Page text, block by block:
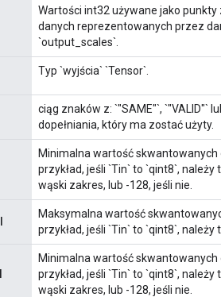
Wartości int32 używane jako
danych reprezentowanych przez
`output_scales`.
Typ `wyjścia` `Tensor`.
ciąg znaków z: `"SAME"`, `"VALID"`
dopełniania, który ma zostać użyty.
Minimalna wartość skwantowanych
przykład, jeśli `Tin` to `qint8`,
wąski zakres, lub -128, jeśli nie.
Maksymalna wartość
przykład, jeśli `Tin` to `qint8`, należy
Minimalna wartość skwantowanych
przykład, jeśli `Tin` to `qint8`,
wąski zakres, lub -128, jeśli nie.